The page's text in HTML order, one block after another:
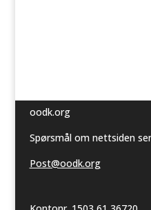
oodk.org
Spørsmål om nettsiden
Post@oodk.org